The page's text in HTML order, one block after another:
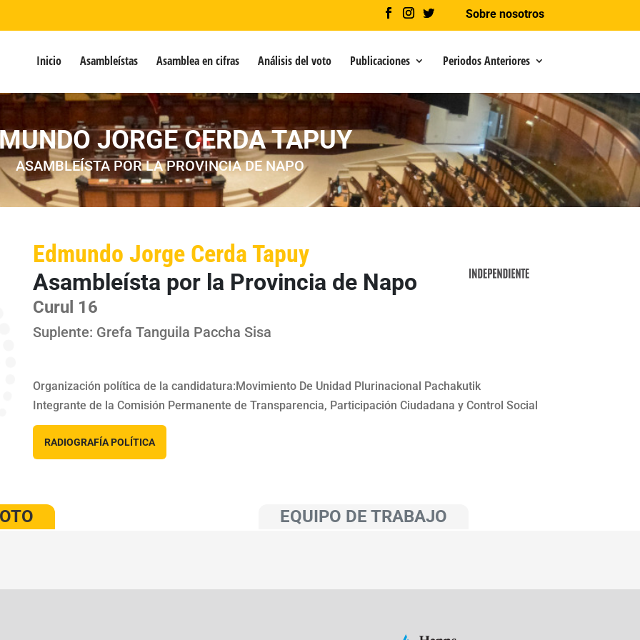
Sobre nosotros
Inicio Asambleístas Asamblea en cifras Análisis del voto Publicaciones Periodos Anteriores
JORGE CERDA TAPUY
ASAMBLEÍSTA POR LA PROVINCIA DE NAPO
Edmundo Jorge Cerda Tapuy
Asambleísta por la Provincia de Napo
Curul 16
Suplente: Grefa Tanguila Paccha Sisa
Organización política de la candidatura:Movimiento De Unidad Plurinacional Pachakutik
Integrante de la Comisión Permanente de Transparencia, Participación Ciudadana y Control Social
RADIOGRAFÍA POLÍTICA
EQUIPO DE TRABAJO